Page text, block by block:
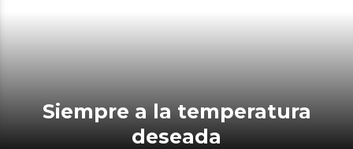
Siempre a la temperatura
deseada